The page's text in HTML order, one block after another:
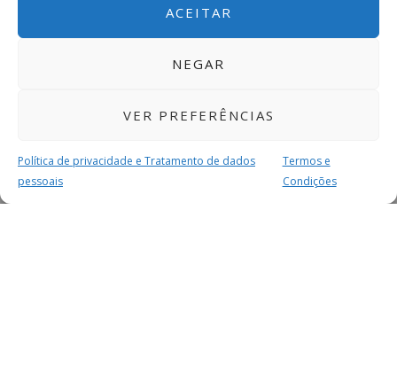
ACEITAR
NEGAR
VER PREFERÊNCIAS
Política de privacidade e Tratamento de dados
pessoais
Termos e
Condições